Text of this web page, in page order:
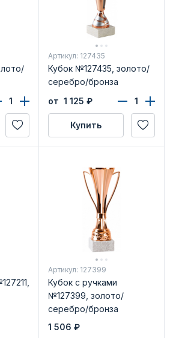
Артикул: 127435
Кубок №127435, золото/
серебро/бронза
от 1 125 ₽
Купить
Артикул: 127399
Кубок с ручками
№127399, золото/
серебро/бронза
1 506 ₽